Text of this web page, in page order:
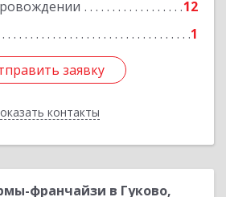
12
1
заявку
контакты
заявку
Назад
франчайзи в Гуково,